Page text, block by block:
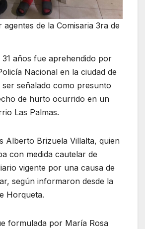
agentes de la Comisaria 3ra de
años fue aprehendido por
Nacional en la ciudad de
señalado como presunto
de hurto ocurrido en un
Las Palmas.
Alberto Brizuela Villalta, quien
con medida cautelar de
vigente por una causa de
según informaron desde la
Horqueta.
formulada por María Rosa